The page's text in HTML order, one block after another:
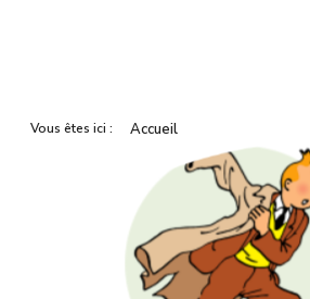
Vous êtes ici : Accueil